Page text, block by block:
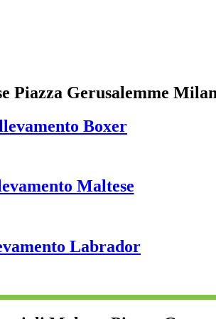
Piazza Gerusalemme
Boxer
Maltese
Labrador